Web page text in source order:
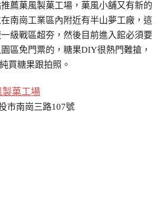
推薦菓風製菓工場，菓風小舖又有新的
南崗工業區內附近有半山夢工廠，這
級戰區超夯，然後目前進入館必須要
區免門票的，糖果DIY很熱門難搶，
買糖果跟拍照。
製菓工場
市南崗三路107號